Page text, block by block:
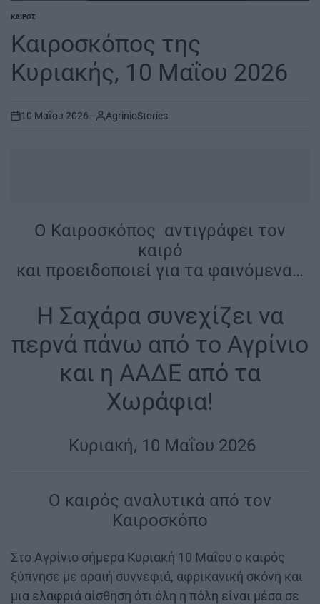
POSTED
ΚΑΙΡΌΣ
Καιροσκόπος της
Κυριακής, 10 Μαΐου 2026
on
10 Μαΐου 2026 AgrinioStories
O Καιροσκόπος αντιγράφει τον
καιρό
και προειδοποιεί για τα φαινόμενα…
Η Σαχάρα συνεχίζει να
περνά πάνω από το Αγρίνιο
και η ΑΑΔΕ από τα
Χωράφια!
Κυριακή, 10 Μαΐου 2026
Ο καιρός αναλυτικά από τον
Καιροσκόπο
Στο Αγρίνιο σήμερα Κυριακή 10 Μαΐου ο καιρός
ξύπνησε με αραιή συννεφιά, αφρικανική σκόνη και
μια ελαφριά αίσθηση ότι όλη η πόλη είναι μέσα σε